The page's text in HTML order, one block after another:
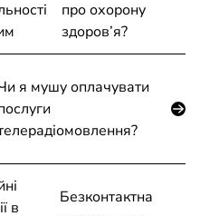
про охорону
здоров’я?
я мушу оплачувати
в
Безконтактна